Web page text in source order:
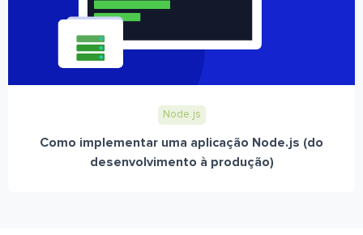
Node.js
Como implementar uma aplicação Node.js (do
desenvolvimento à produção)